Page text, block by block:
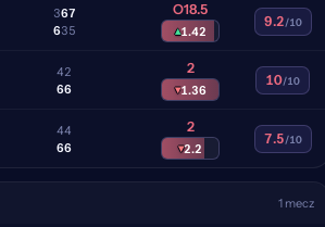
3
6
6
3
7
5
O18.5
▴1.42
9.2/10
4
6
2
6
2
▾1.36
10/10
4
6
4
6
2
▾2.2
7.5/10
1 mecz